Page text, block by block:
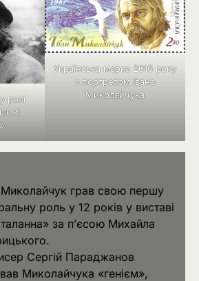
ролі
Українська марка 2016 року
з портретом Івана
Миколайчука
Миколайчук грав свою першу
роль у 12 років у виставі
за п’єсою Михайла
Сергій Параджанов
Миколайчука «генієм»,